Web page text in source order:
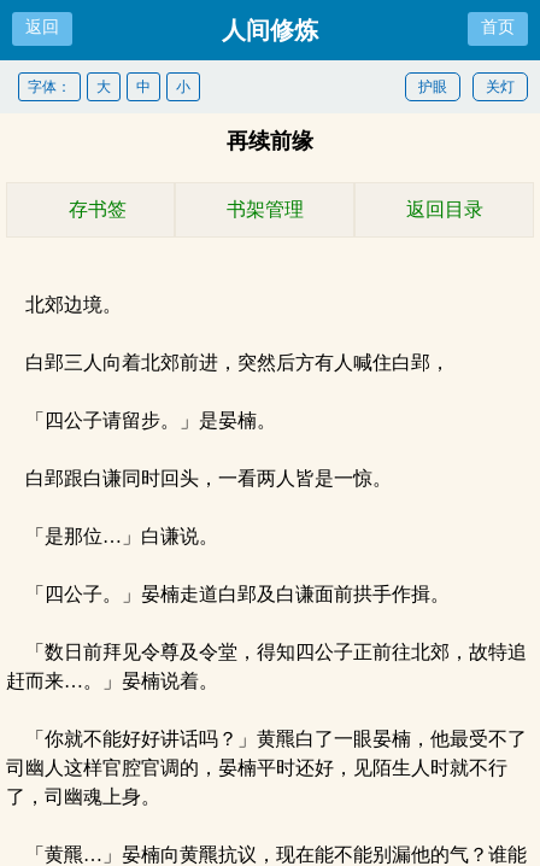
返回 人间修炼 首页
关灯
护眼
字体： 大 中 小
再续前缘
存书签 书架管理 返回目录
北郊边境。
白郢三人向着北郊前进，突然后方有人喊住白郢，
「四公子请留步。」是晏楠。
白郢跟白谦同时回头，一看两人皆是一惊。
「是那位…」白谦说。
「四公子。」晏楠走道白郢及白谦面前拱手作揖。
「数日前拜见令尊及令堂，得知四公子正前往北郊，故特追
赶而来…。」晏楠说着。
「你就不能好好讲话吗？」黄羆白了一眼晏楠，他最受不了
司幽人这样官腔官调的，晏楠平时还好，见陌生人时就不行
了，司幽魂上身。
「黄羆…」晏楠向黄羆抗议，现在能不能别漏他的气？谁能